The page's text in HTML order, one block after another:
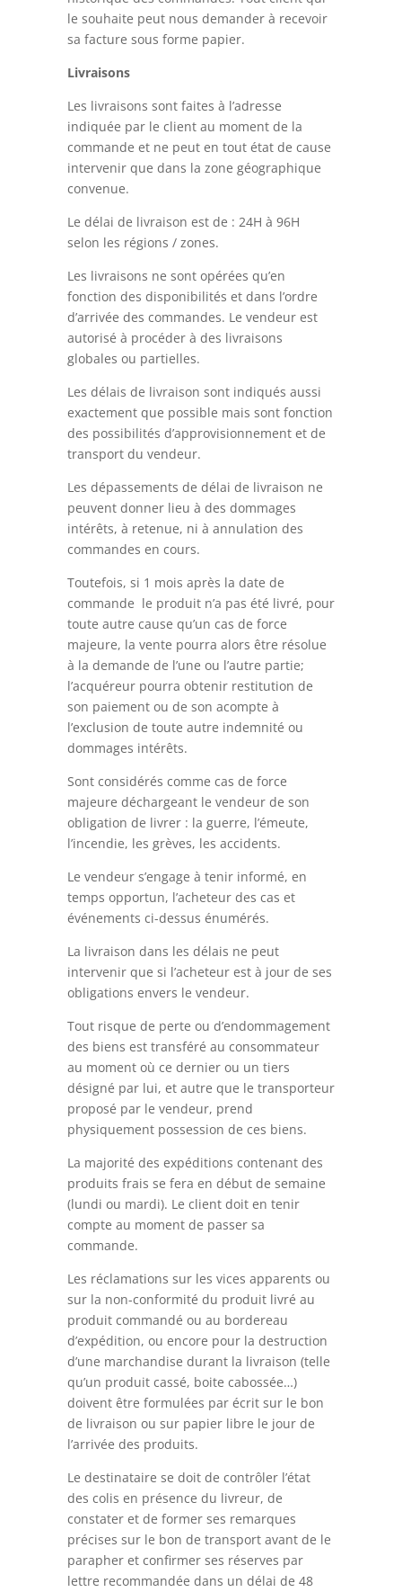
le souhaite peut nous demander à recevoir
sa facture sous forme papier.
Livraisons
Les livraisons sont faites à l’adresse
indiquée par le client au moment de la
commande et ne peut en tout état de cause
intervenir que dans la zone géographique
convenue.
Le délai de livraison est de : 24H à 96H
selon les régions / zones.
Les livraisons ne sont opérées qu’en
fonction des disponibilités et dans l’ordre
d’arrivée des commandes. Le vendeur est
autorisé à procéder à des livraisons
globales ou partielles.
Les délais de livraison sont indiqués aussi
exactement que possible mais sont fonction
des possibilités d’approvisionnement et de
transport du vendeur.
Les dépassements de délai de livraison ne
peuvent donner lieu à des dommages
intérêts, à retenue, ni à annulation des
commandes en cours.
Toutefois, si 1 mois après la date de
commande le produit n’a pas été livré, pour
toute autre cause qu’un cas de force
majeure, la vente pourra alors être résolue
à la demande de l’une ou l’autre partie;
l’acquéreur pourra obtenir restitution de
son paiement ou de son acompte à
l’exclusion de toute autre indemnité ou
dommages intérêts.
Sont considérés comme cas de force
majeure déchargeant le vendeur de son
obligation de livrer : la guerre, l’émeute,
l’incendie, les grèves, les accidents.
Le vendeur s’engage à tenir informé, en
temps opportun, l’acheteur des cas et
événements ci-dessus énumérés.
La livraison dans les délais ne peut
intervenir que si l’acheteur est à jour de ses
obligations envers le vendeur.
Tout risque de perte ou d’endommagement
des biens est transféré au consommateur
au moment où ce dernier ou un tiers
désigné par lui, et autre que le transporteur
proposé par le vendeur, prend
physiquement possession de ces biens.
La majorité des expéditions contenant des
produits frais se fera en début de semaine
(lundi ou mardi). Le client doit en tenir
compte au moment de passer sa
commande.
Les réclamations sur les vices apparents ou
sur la non-conformité du produit livré au
produit commandé ou au bordereau
d’expédition, ou encore pour la destruction
d’une marchandise durant la livraison (telle
qu’un produit cassé, boite cabossée…)
doivent être formulées par écrit sur le bon
de livraison ou sur papier libre le jour de
l’arrivée des produits.
Le destinataire se doit de contrôler l’état
des colis en présence du livreur, de
constater et de former ses remarques
précises sur le bon de transport avant de le
parapher et confirmer ses réserves par
lettre recommandée dans un délai de 48